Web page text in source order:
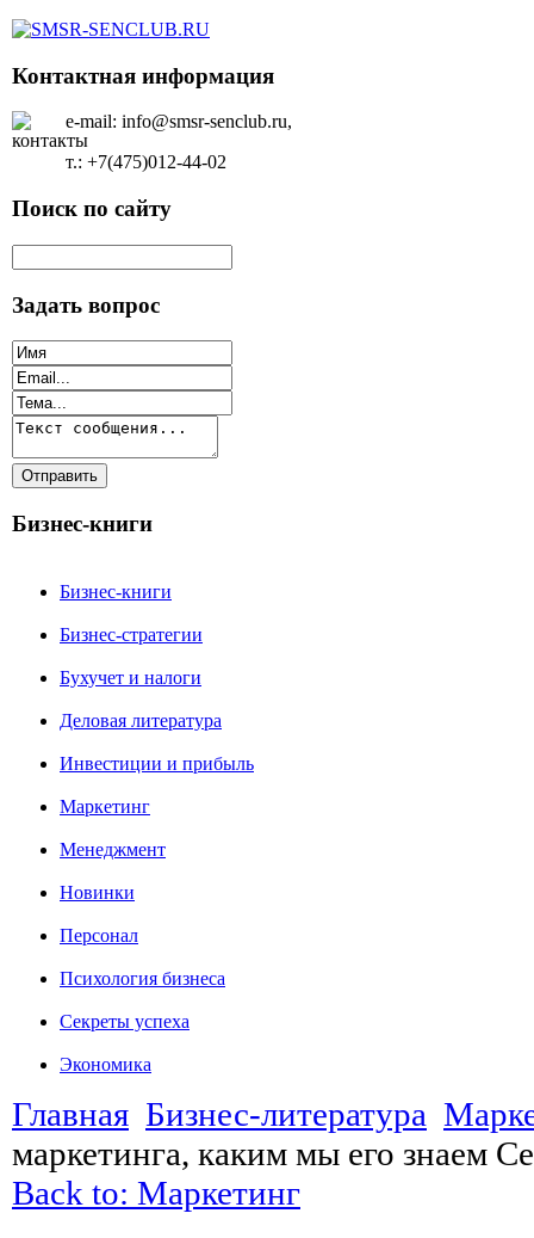
Контактная информация
e-mail: info@smsr-senclub.ru,
т.: +7(475)012-44-02
Поиск по сайту
Задать вопрос
Бизнес-книги
Бизнес-книги
Бизнес-стратегии
Бухучет и налоги
Деловая литература
Инвестиции и прибыль
Маркетинг
Менеджмент
Новинки
Персонал
Психология бизнеса
Секреты успеха
Экономика
Главная Бизнес-литература
маркетинга, каким мы его знаем
Back to: Маркетинг